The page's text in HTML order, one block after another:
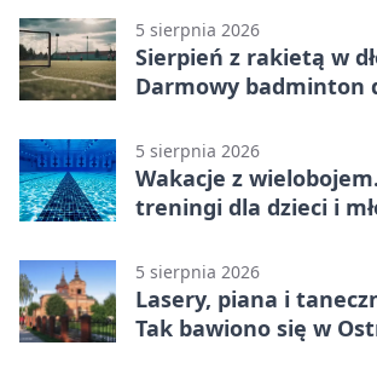
5 sierpnia 2026
Sierpień z rakietą w
Darmowy badminton
5 sierpnia 2026
Wakacje z
treningi dla dzieci i
5 sierpnia 2026
Lasery, piana i
Tak bawiono się w